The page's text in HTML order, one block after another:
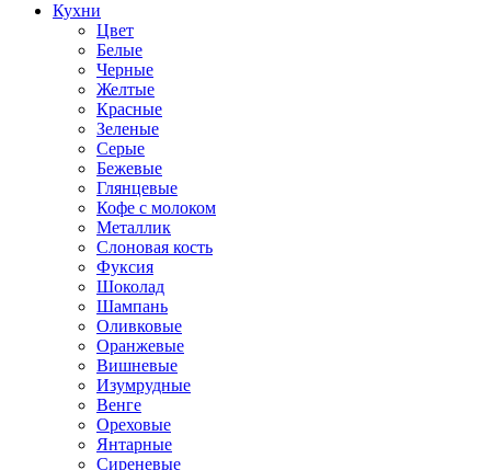
Кухни
Цвет
Белые
Черные
Желтые
Красные
Зеленые
Серые
Бежевые
Глянцевые
Кофе с молоком
Металлик
Слоновая кость
Фуксия
Шоколад
Шампань
Оливковые
Оранжевые
Вишневые
Изумрудные
Венге
Ореховые
Янтарные
Сиреневые